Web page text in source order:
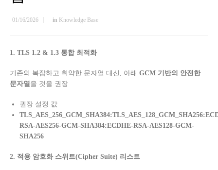
01/16/2026 in Knowledge Base
1. TLS 1.2 & 1.3 통합 최적화
기존의 복잡하고 취약한 문자열 대신 , 아래 GCM 기반의 안전한
문자열 을 것을 권장
권장 설정 값
RSA-AES256-GCM-SHA384:ECDHE-RSA-AES128-GCM-
SHA256
2. 적용 암호화 스위트(Cipher Suite) 리스트